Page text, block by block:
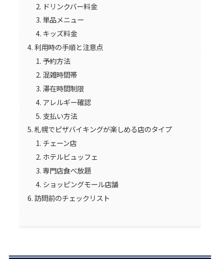
ドリンクバー料金
単品メニュー
キッズ料金
利用時の手順と注意点
予約方法
混雑時間帯
滞在時間制限
アレルギー確認
支払い方法
札幌でピザバイキングが楽しめる店のタイプ
チェーン店
ホテルビュッフェ
専門店食べ放題
ショッピングモール店舗
訪問前のチェックリスト